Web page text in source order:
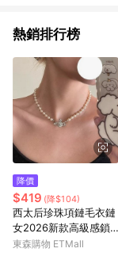
熱銷排行榜
降價
$419 (降$104)
西太后珍珠項鏈毛衣鏈
女2026新款高級感鎖
骨頸鏈輕奢小眾土星配
東森購物 ETMall